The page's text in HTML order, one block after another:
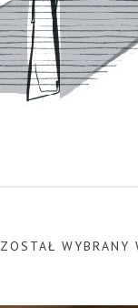
ZOSTAŁ WYBRANY